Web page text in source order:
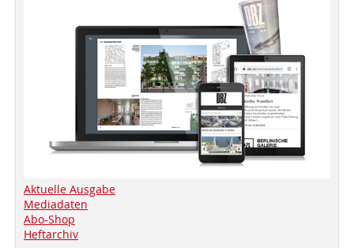
Aktuelle Ausgabe
Mediadaten
Abo-Shop
Heftarchiv